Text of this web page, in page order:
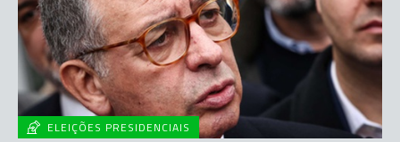
ELEIÇÕES PRESIDENCIAIS